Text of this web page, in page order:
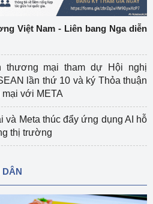
Việt Nam - Liên bang Nga diễn
thương mại tham dự Hội nghị
lần thứ 10 và ký Thỏa thuận
với META
và Meta thúc đẩy ứng dụng AI hỗ
thị trường
DÂN